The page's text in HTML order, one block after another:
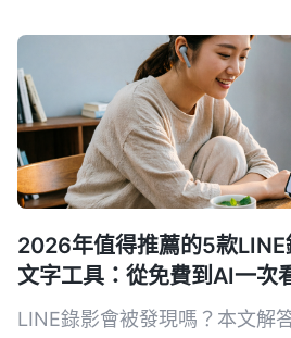
2026年值得推薦的5款
文字工具：從免費到AI一次
LINE錄影會被發現嗎？本文解